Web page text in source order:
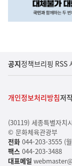
공지정책브리핑 RSS
개인정보처리방침저
(30119) 세종특별자치
© 문화체육관광부
전화044-203-3555 (
팩스044-203-3488
대표메일